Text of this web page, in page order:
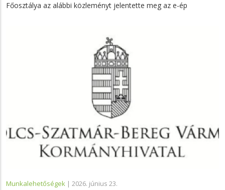
Főosztálya az alábbi közleményt jelentette meg az e-ép
Munkalehetőségek | 2026. június 23.